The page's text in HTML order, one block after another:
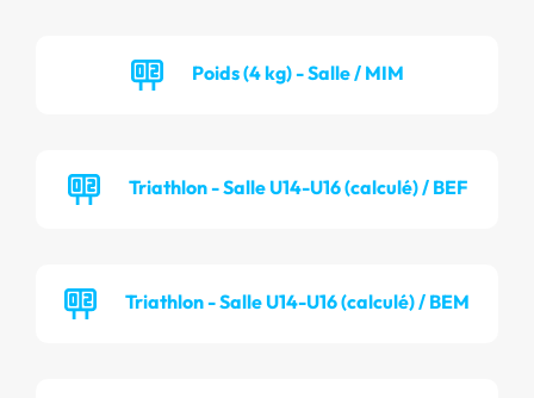
Poids (4 kg) - Salle / MIM
Triathlon - Salle U14-U16 (calculé) / BEF
Triathlon - Salle U14-U16 (calculé) / BEM